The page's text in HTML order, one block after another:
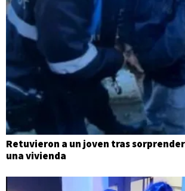
Retuvieron a un joven tras
una vivienda